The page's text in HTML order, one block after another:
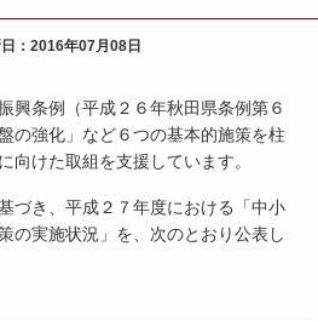
： 2016年07月08日
興条例（平成２６年秋田県条例第６
の強化」など６つの基本的施策を柱
向けた取組を支援しています。
づき、平成２７年度における「中小
の実施状況」を、次のとおり公表し